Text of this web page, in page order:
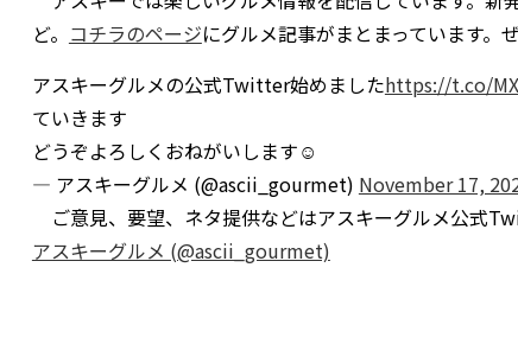
ど。 コチラのページにグルメ記事がまとまっています。
アスキーグルメの公式Twitter始めましたhttps://t.co/
ていきます
どうぞよろしくおねがいします☺️
— アスキーグルメ (@ascii_gourmet) November 17,
ご意見、要望、ネタ提供などはアスキーグルメ公式
アスキーグルメ (@ascii_gourmet)